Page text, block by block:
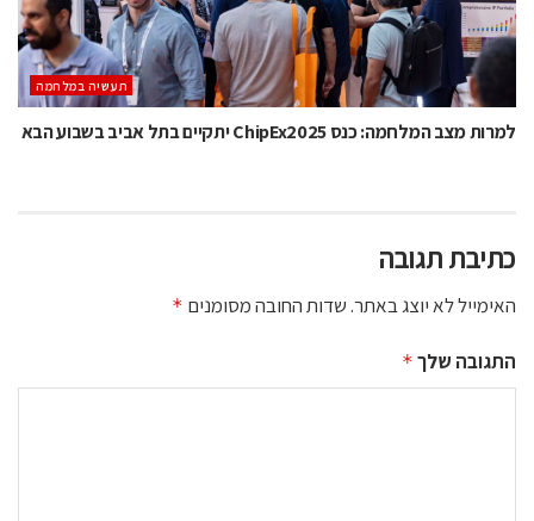
תעשיה במלחמה
למרות מצב המלחמה: כנס ChipEx2025 יתקיים בתל אביב בשבוע הבא
כתיבת תגובה
האימייל לא יוצג באתר.שדות החובה מסומנים *
התגובה שלך *